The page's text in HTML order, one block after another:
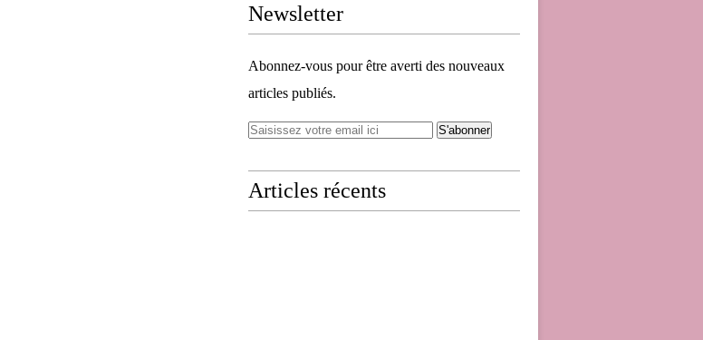
Newsletter
Abonnez-vous pour être averti des nouveaux
articles publiés.
Articles récents